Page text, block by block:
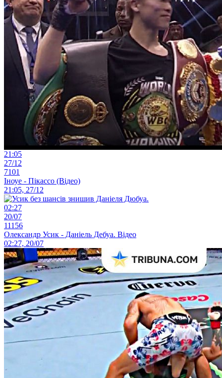
21:05
27/12
7101
Іноуе - Пікассо (Відео)
21:05, 27/12
02:27
20/07
11156
Олександр Усик - Даніель Дебуа. Відео
02:27, 20/07